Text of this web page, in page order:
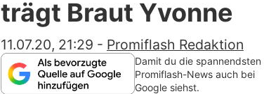
Utiq
trägt Braut Yvonne
11.07.20, 21:29 - Promiflash Redaktion
Damit du die spannendsten
Promiflash-News auch bei
Google siehst.